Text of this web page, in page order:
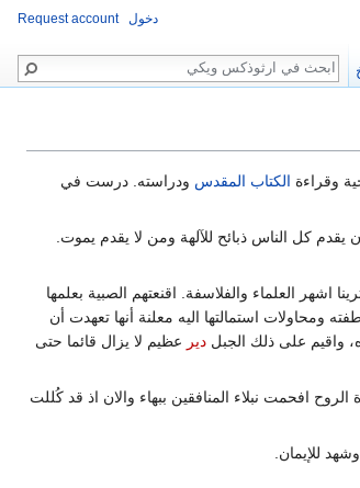
وقراءة الكتاب المقدس ودراسته. درست في
وأمر ان يقدم كل الناس ذبائح للآلهة ومن لا يقدم يموت.
اشهر العلماء والفلاسفة. اقنعتهم الصبية بعلمها
ومحاولات استمالتها اليه معلنة أنها تعهدت أن
واقيم على ذلك الجبل دير عظيم لا يزال قائما حتى
الروح افحمت نبلاء المنافقين ببهاء والان اذ قد كُللت
للإيمان.
Request account دخول
بحث